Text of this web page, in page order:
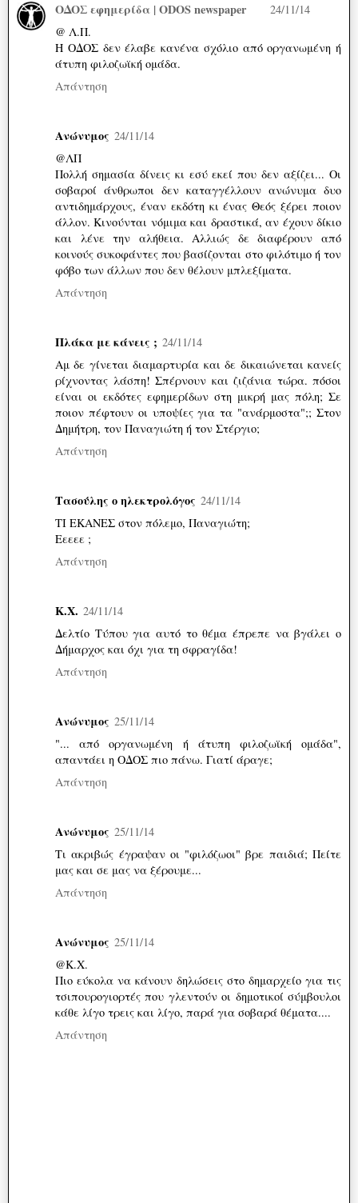
ΟΔΟΣ εφημερίδα | ODOS newspaper
24/11/14
@ Λ.Π.
Η ΟΔΟΣ δεν έλαβε κανένα σχόλιο από οργανωμένη ή
άτυπη φιλοζωϊκή ομάδα.
Απάντηση
Ανώνυμος 24/11/14
@ΛΠ
Πολλή σημασία δίνεις κι εσύ εκεί που δεν αξίζει... Οι
σοβαροί άνθρωποι δεν καταγγέλλουν ανώνυμα δυο
αντιδημάρχους, έναν εκδότη κι ένας Θεός ξέρει ποιον
άλλον. Κινούνται νόμιμα και δραστικά, αν έχουν δίκιο
και λένε την αλήθεια. Αλλιώς δε διαφέρουν από
κοινούς συκοφάντες που βασίζονται στο φιλότιμο ή τον
φόβο των άλλων που δεν θέλουν μπλεξίματα.
Απάντηση
Πλάκα με κάνεις ; 24/11/14
Αμ δε γίνεται διαμαρτυρία και δε δικαιώνεται κανείς
ρίχνοντας λάσπη! Σπέρνουν και ζιζάνια τώρα. πόσοι
είναι οι εκδότες εφημερίδων στη μικρή μας πόλη; Σε
ποιον πέφτουν οι υποψίες για τα "ανάρμοστα";; Στον
Δημήτρη, τον Παναγιώτη ή τον Στέργιο;
Απάντηση
Τασούλης ο ηλεκτρολόγος 24/11/14
ΤΙ ΕΚΑΝΕΣ στον πόλεμο, Παναγιώτη;
Εεεεε ;
Απάντηση
Κ.Χ. 24/11/14
Δελτίο Τύπου για αυτό το θέμα έπρεπε να βγάλει ο
Δήμαρχος και όχι για τη σφραγίδα!
Απάντηση
Ανώνυμος 25/11/14
"... από οργανωμένη ή άτυπη φιλοζωϊκή ομάδα",
απαντάει η ΟΔΟΣ πιο πάνω. Γιατί άραγε;
Απάντηση
Ανώνυμος 25/11/14
Τι ακριβώς έγραψαν οι "φιλόζωοι" βρε παιδιά; Πείτε
μας και σε μας να ξέρουμε...
Απάντηση
Ανώνυμος 25/11/14
@Κ.Χ.
Πιο εύκολα να κάνουν δηλώσεις στο δημαρχείο για τις
τσιπουρογιορτές που γλεντούν οι δημοτικοί σύμβουλοι
κάθε λίγο τρεις και λίγο, παρά για σοβαρά θέματα....
Απάντηση